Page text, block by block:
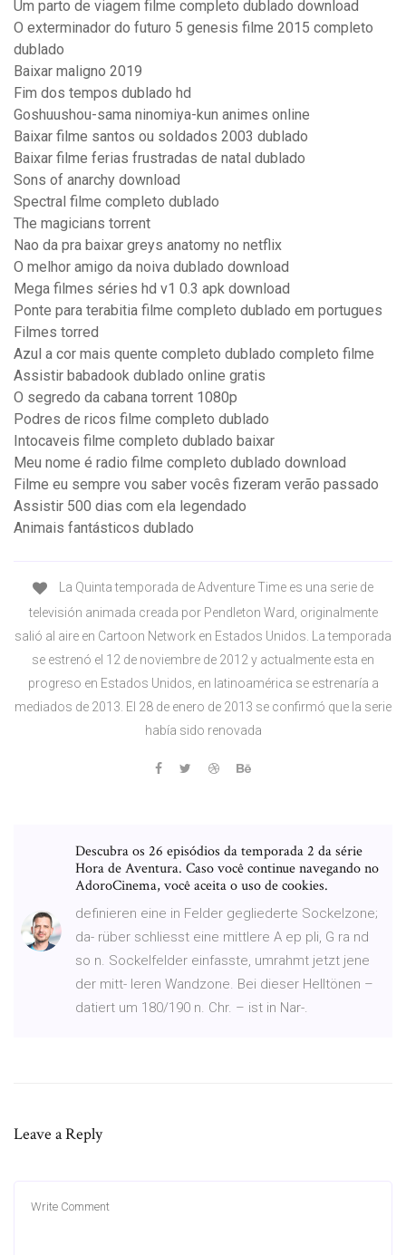
Um parto de viagem filme completo dublado download
O exterminador do futuro 5 genesis filme 2015 completo
dublado
Baixar maligno 2019
Fim dos tempos dublado hd
Goshuushou-sama ninomiya-kun animes online
Baixar filme santos ou soldados 2003 dublado
Baixar filme ferias frustradas de natal dublado
Sons of anarchy download
Spectral filme completo dublado
The magicians torrent
Nao da pra baixar greys anatomy no netflix
O melhor amigo da noiva dublado download
Mega filmes séries hd v1 0.3 apk download
Ponte para terabitia filme completo dublado em portugues
Filmes torred
Azul a cor mais quente completo dublado completo filme
Assistir babadook dublado online gratis
O segredo da cabana torrent 1080p
Podres de ricos filme completo dublado
Intocaveis filme completo dublado baixar
Meu nome é radio filme completo dublado download
Filme eu sempre vou saber vocês fizeram verão passado
Assistir 500 dias com ela legendado
Animais fantásticos dublado
La Quinta temporada de Adventure Time es una serie de
televisión animada creada por Pendleton Ward, originalmente
salió al aire en Cartoon Network en Estados Unidos. La temporada
se estrenó el 12 de noviembre de 2012 y actualmente esta en
progreso en Estados Unidos, en latinoamérica se estrenaría a
mediados de 2013. El 28 de enero de 2013 se confirmó que la serie
había sido renovada
Descubra os 26 episódios da temporada 2 da série
Hora de Aventura. Caso você continue navegando no
AdoroCinema, você aceita o uso de cookies.
definieren eine in Felder gegliederte Sockelzone;
da- rüber schliesst eine mittlere A ep pli, G ra nd
so n. Sockelfelder einfasste, umrahmt jetzt jene
der mitt- leren Wandzone. Bei dieser Helltönen –
datiert um 180/190 n. Chr. – ist in Nar-.
Leave a Reply